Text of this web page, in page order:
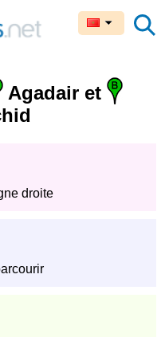
Agadair et
droite